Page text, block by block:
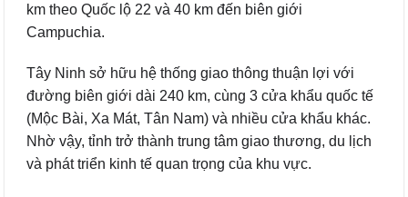
km theo Quốc lộ 22 và 40 km đến biên giới
Campuchia.
Tây Ninh sở hữu hệ thống giao thông thuận lợi với
đường biên giới dài 240 km, cùng 3 cửa khẩu quốc tế
(Mộc Bài, Xa Mát, Tân Nam) và nhiều cửa khẩu khác.
Nhờ vậy, tỉnh trở thành trung tâm giao thương, du lịch
và phát triển kinh tế quan trọng của khu vực.